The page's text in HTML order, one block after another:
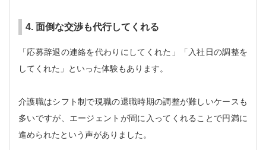
4. 面倒な交渉も代行してくれる
「応募辞退の連絡を代わりにしてくれた」「入社日の調整を
してくれた」といった体験もあります。
介護職はシフト制で現職の退職時期の調整が難しいケースも
多いですが、エージェントが間に入ってくれることで円満に
進められたという声がありました。